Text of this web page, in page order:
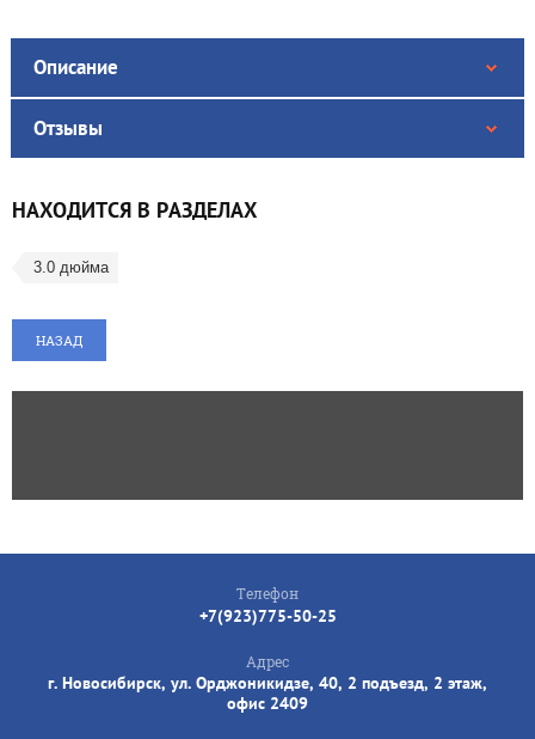
Описание
Отзывы
НАХОДИТСЯ В РАЗДЕЛАХ
3.0 дюйма
НАЗАД
Телефон
+7(923)775-50-25
Адрес
г. Новосибирск, ул. Орджоникидзе, 40, 2 подъезд, 2 этаж,
офис 2409